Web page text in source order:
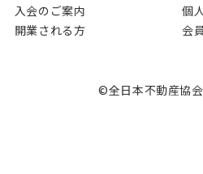
入会のご案内
個
開業される⽅
会
©全日本不動産協